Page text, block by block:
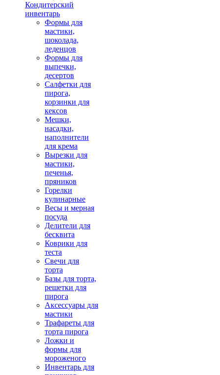
Кондитерский
инвентарь
Формы для
мастики,
шоколада,
леденцов
Формы для
выпечки,
десертов
Салфетки для
пирога,
корзинки для
кексов
Мешки,
насадки,
наполнители
для крема
Вырезки для
мастики,
печенья,
пряников
Горелки
кулинарные
Весы и мерная
посуда
Делители для
бесквита
Коврики для
теста
Свечи для
торта
Базы для торта,
решетки для
пирога
Аксессуары для
мастики
Трафареты для
торта пирога
Ложки и
формы для
мороженого
Инвентарь для